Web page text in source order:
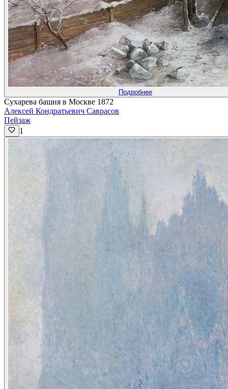
Подробнее
Сухарева башня в Москве 1872
Алексей Кондратьевич Саврасов
Пейзаж
1